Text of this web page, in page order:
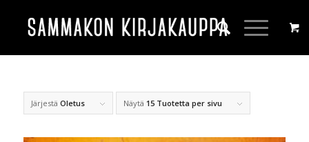
Järjestä Oletus Näytä 15 Tuotetta per sivu